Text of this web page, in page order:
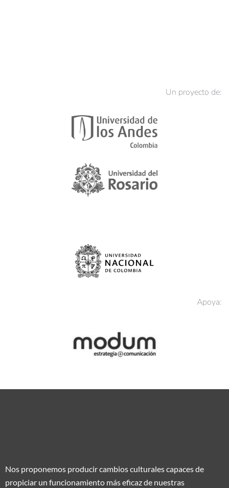
Un proyecto de:
Apoya:
Nos proponemos producir cambios culturales capaces de
propiciar un funcionamiento más eficaz de nuestras